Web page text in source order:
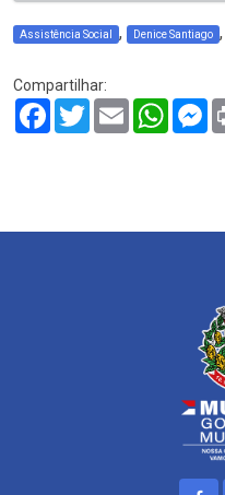
Assistência Social , Denice Santiago ,
Compartilhar:
Facebook
TwitterEmail